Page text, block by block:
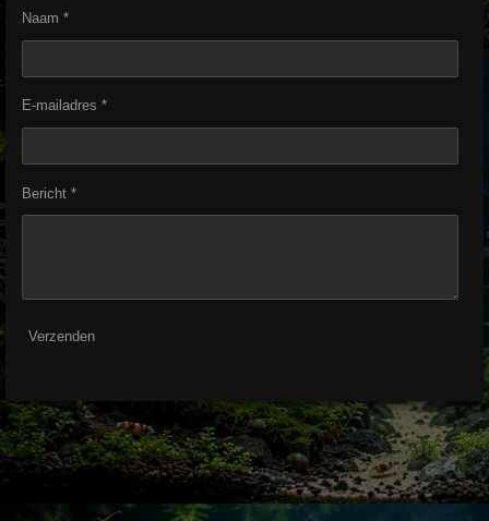
Naam *
E-mailadres *
Bericht *
Verzenden